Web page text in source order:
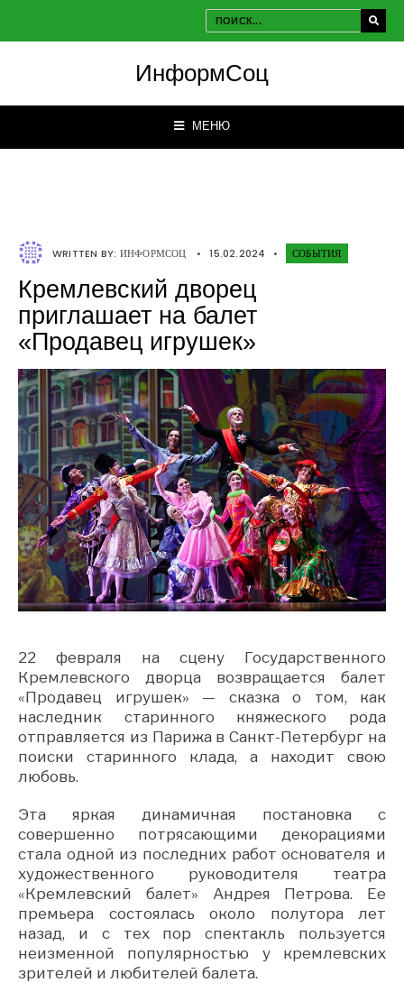
ИнформСоц
МЕНЮ
WRITTEN BY: ИНФОРМСОЦ • 15.02.2024 • СОБЫТИЯ
Кремлевский дворец
приглашает на балет
«Продавец игрушек»
22 февраля на сцену Государственного
Кремлевского дворца возвращается балет
«Продавец игрушек» — сказка о том, как
наследник старинного княжеского рода
отправляется из Парижа в Санкт-Петербург на
поиски старинного клада, а находит свою
любовь.
Эта яркая динамичная постановка с
совершенно потрясающими декорациями
стала одной из последних работ основателя и
художественного руководителя театра
«Кремлевский балет» Андрея Петрова. Ее
премьера состоялась около полутора лет
назад, и с тех пор спектакль пользуется
неизменной популярностью у кремлевских
зрителей и любителей балета.